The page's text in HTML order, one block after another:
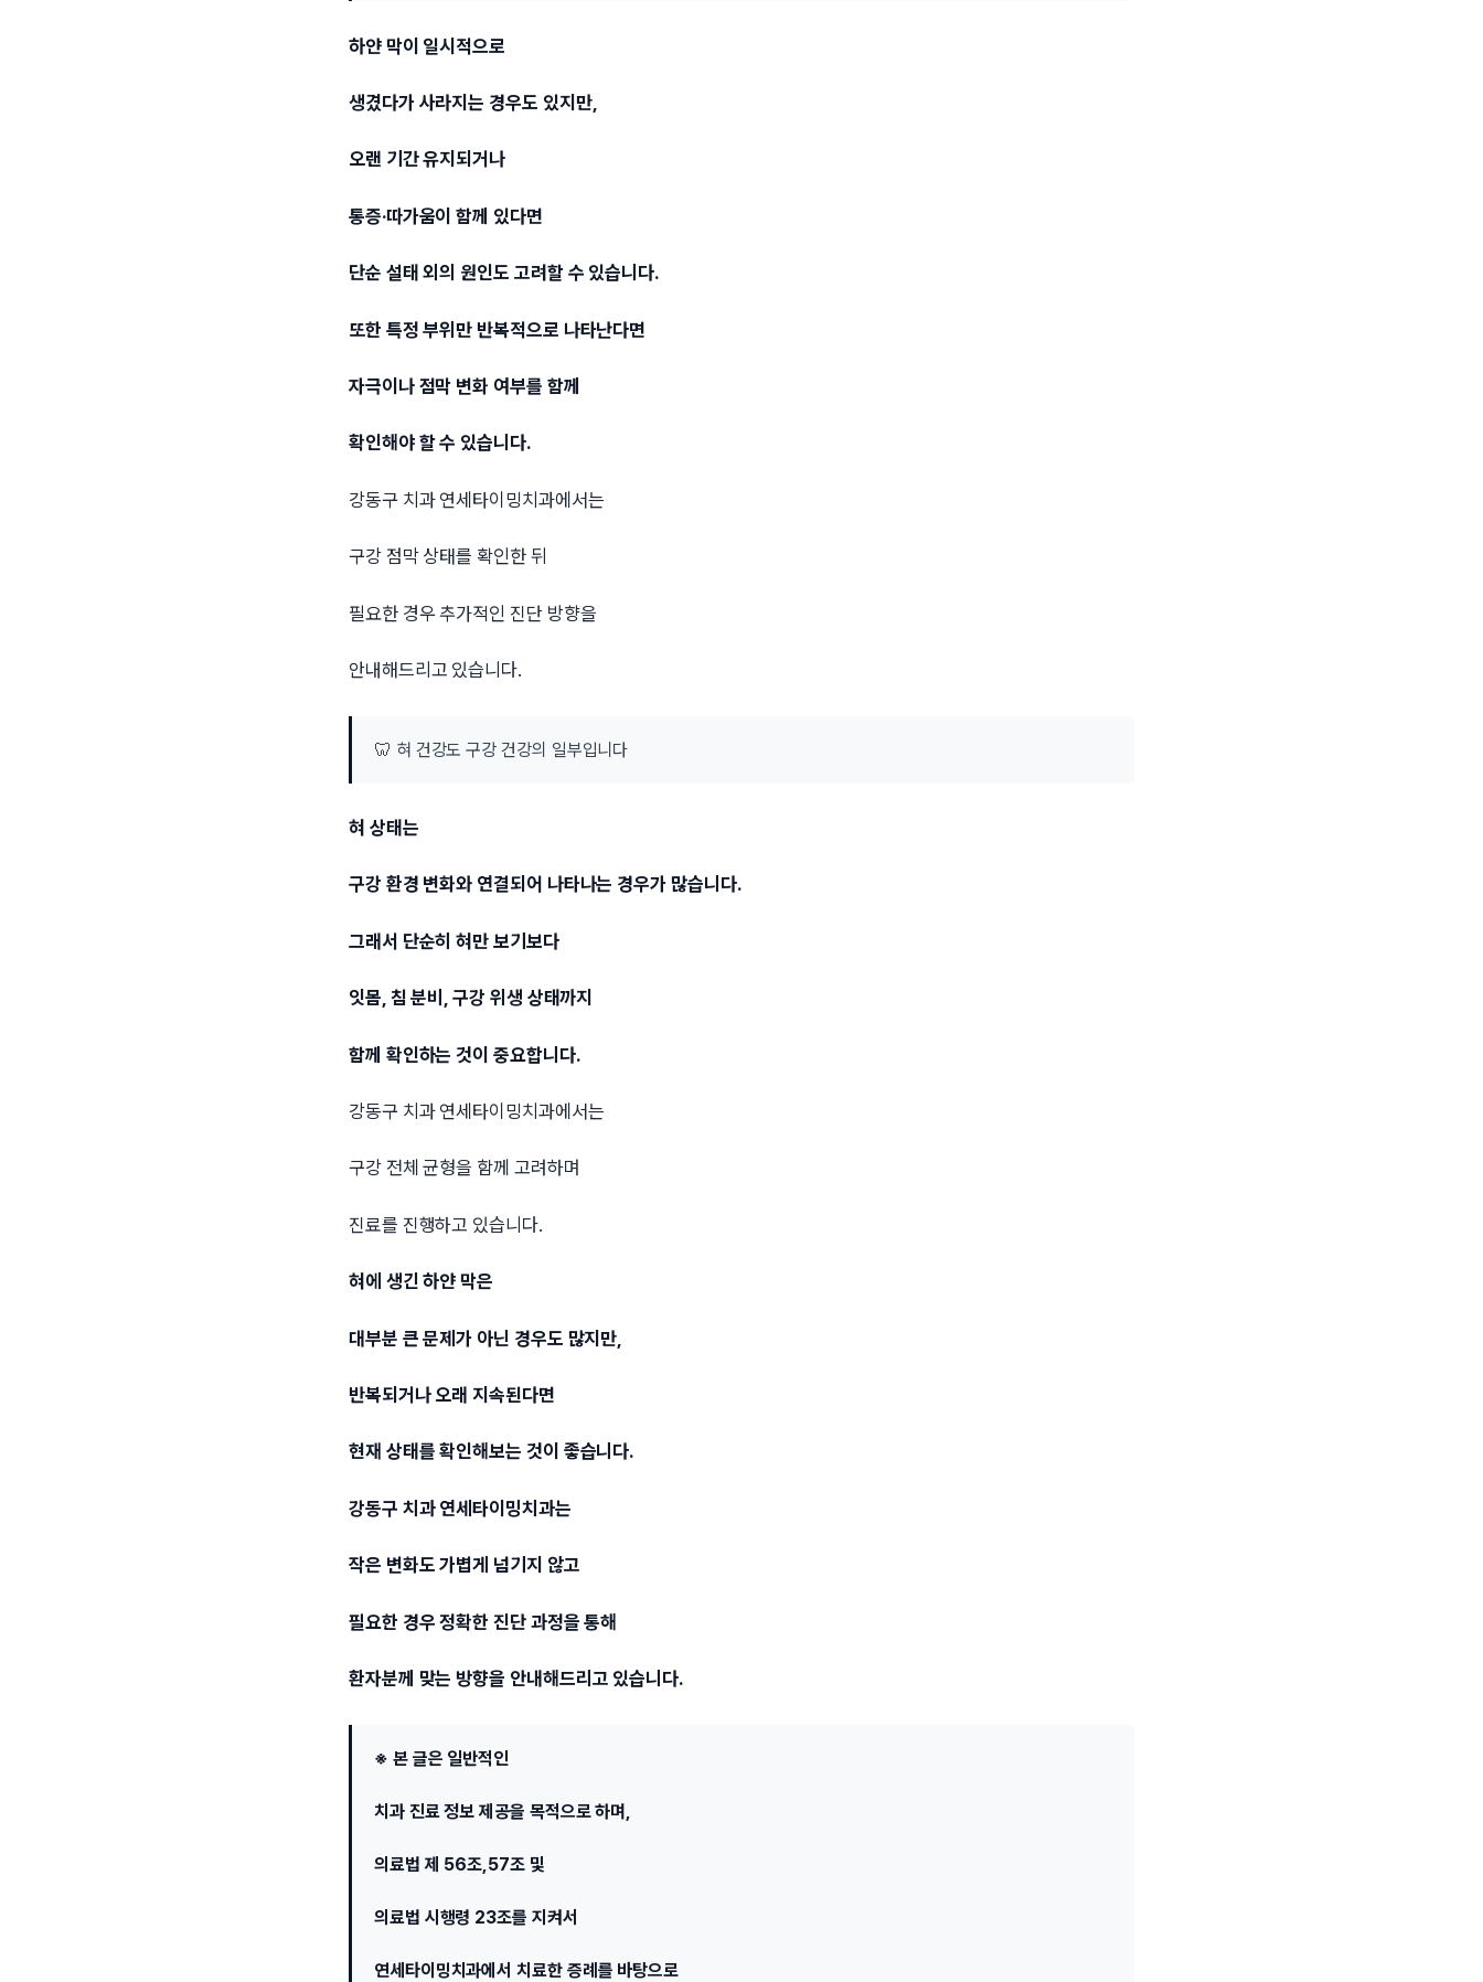
하얀 막이 일시적으로
생겼다가 사라지는 경우도 있지만,
오랜 기간 유지되거나
통증·따가움이 함께 있다면
단순 설태 외의 원인도 고려할 수 있습니다.
또한 특정 부위만 반복적으로 나타난다면
자극이나 점막 변화 여부를 함께
확인해야 할 수 있습니다.
강동구 치과 연세타이밍치과에서는
구강 점막 상태를 확인한 뒤
필요한 경우 추가적인 진단 방향을
안내해드리고 있습니다.
🦷 혀 건강도 구강 건강의 일부입니다
혀 상태는
구강 환경 변화와 연결되어 나타나는 경우가 많습니다.
그래서 단순히 혀만 보기보다
잇몸, 침 분비, 구강 위생 상태까지
함께 확인하는 것이 중요합니다.
강동구 치과 연세타이밍치과에서는
구강 전체 균형을 함께 고려하며
진료를 진행하고 있습니다.
혀에 생긴 하얀 막은
대부분 큰 문제가 아닌 경우도 많지만,
반복되거나 오래 지속된다면
현재 상태를 확인해보는 것이 좋습니다.
강동구 치과 연세타이밍치과는
작은 변화도 가볍게 넘기지 않고
필요한 경우 정확한 진단 과정을 통해
환자분께 맞는 방향을 안내해드리고 있습니다.
※ 본 글은 일반적인
치과 진료 정보 제공을 목적으로 하며,
의료법 제 56조,57조 및
의료법 시행령 23조를 지켜서
연세타이밍치과에서 치료한 증례를 바탕으로